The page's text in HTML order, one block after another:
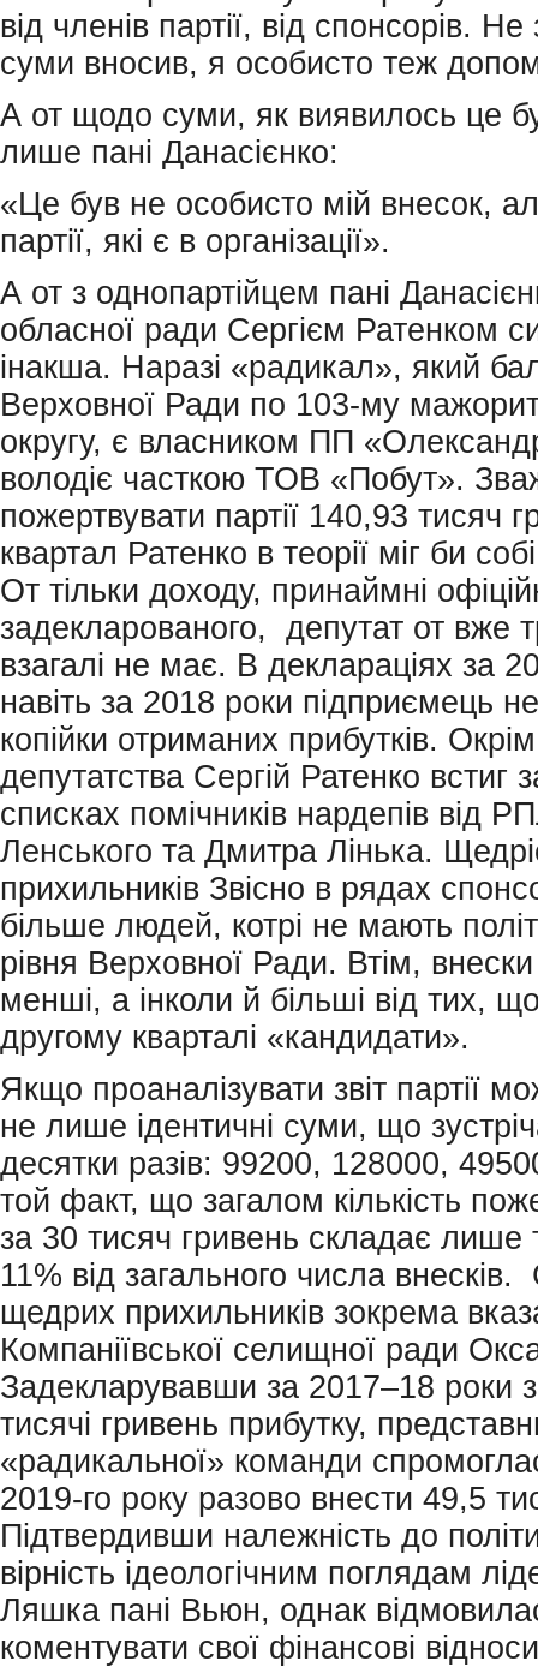
від членів партії, від спонсорів.
суми вносив, я особисто теж
А от щодо суми, як виявилось це
лише пані Данасієнко:
«Це був не особисто мій внесок,
партії, які є в організації».
А от з однопартійцем пані
обласної ради Сергієм Ратенком
інакша. Наразі «радикал», який
Верховної Ради по 103-му
округу, є власником ПП
володіє часткою ТОВ «Побут».
пожертвувати партії 140,93 тисяч
квартал Ратенко в теорії міг би
От тільки доходу, принаймні
задекларованого, депутат от вже
взагалі не має. В деклараціях за
навіть за 2018 роки підприємець
копійки отриманих прибутків.
депутатства Сергій Ратенко встиг
списках помічників нардепів від
Ленського та Дмитра Лінька.
прихильників Звісно в рядах
більше людей, котрі не мають
рівня Верховної Ради. Втім,
менші, а інколи й більші від тих,
другому кварталі «кандидати».
Якщо проаналізувати звіт партії
не лише ідентичні суми, що
десятки разів: 99200, 128000,
той факт, що загалом кількість
за 30 тисяч гривень складає лише
11% від загального числа
щедрих прихильників зокрема
Компаніївської селищної ради
Задекларувавши за 2017–18 роки
тисячі гривень прибутку,
«радикальної» команди
2019-го року разово внести 49,5
Підтвердивши належність до
вірність ідеологічним поглядам
Ляшка пані Вьюн, однак
коментувати свої фінансові